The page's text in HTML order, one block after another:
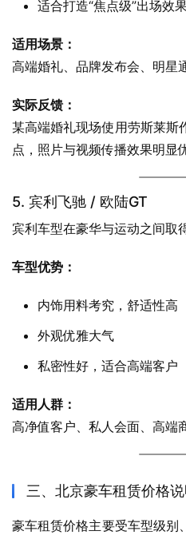
适合打造“焦点级”出场效
适用场景：
高端婚礼、品牌发布会、明星
实际反馈：
某高端婚礼现场使用劳斯莱斯
点，照片与视频传播效果明显
5. 宾利飞驰 / 欧陆GT
宾利车型在豪华与运动之间取
车型优势：
内饰用料考究，舒适性高
外观优雅大气
私密性好，适合高端客户
适用人群：
高净值客户、私人会面、高端
三、北京豪车租赁价格说
豪车租赁价格主要受车型级别